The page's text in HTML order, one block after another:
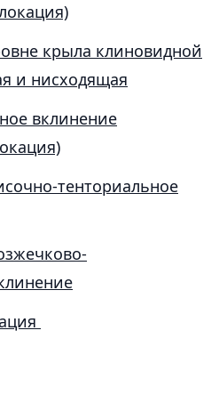
крыла клиновидной
и нисходящая
вклинение
тенториальное